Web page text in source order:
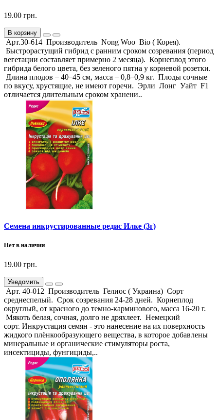
19.00 грн.
В корзину
Арт.30-614 Производитель Nong Woo Bio ( Корея).
Быстрорастущий гибрид с ранним сроком созревания (период
вегетации составляет примерно 2 месяца). Корнеплод этого
гибрида белого цвета, без зеленого пятна у корневой розетки.
Длина плодов – 40–45 см, масса – 0,8–0,9 кг. Плоды сочные
по вкусу, хрустящие, не имеют горечи. Эрли Лонг Уайт F1
отличается длительным сроком хранени..
Семена инкрустированные редис Илке (3г)
Нет в наличии
19.00 грн.
Уведомить
Арт. 40-012 Производитель Гелиос ( Украина) Сорт
среднеспелый. Срок созревания 24-28 дней. Корнеплод
округлый, от красного до темно-карминового, масса 16-20 г.
Мякоть белая, сочная, долго не дряхлеет. Немецкий
сорт. Инкрустация семян - это нанесение на их поверхность
жидкого плёнкообразующего вещества, в которое добавлены
минеральные и органические стимуляторы роста,
инсектициды, фунгициды,..